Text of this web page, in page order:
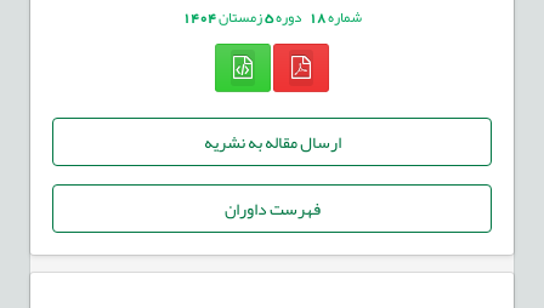
شماره18 دوره5زمستان1404
ارسال مقاله به نشریه
فهرست داوران